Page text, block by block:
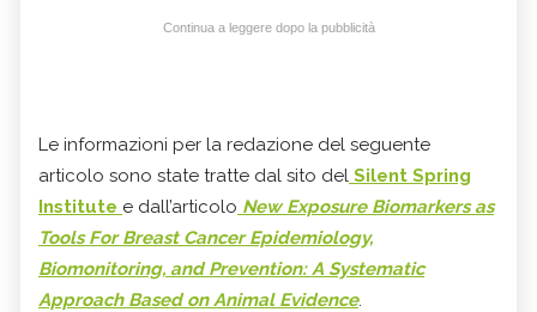
Continua a leggere dopo la pubblicità
Le informazioni per la redazione del seguente
articolo sono state tratte dal sito del Silent Spring
Institute e dall’articolo New Exposure Biomarkers as
Tools For Breast Cancer Epidemiology,
Biomonitoring, and Prevention: A Systematic
Approach Based on Animal Evidence.